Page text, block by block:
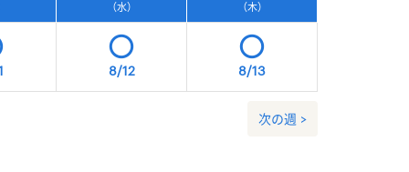
（水） （木）
8/12 8/13
次の週 >